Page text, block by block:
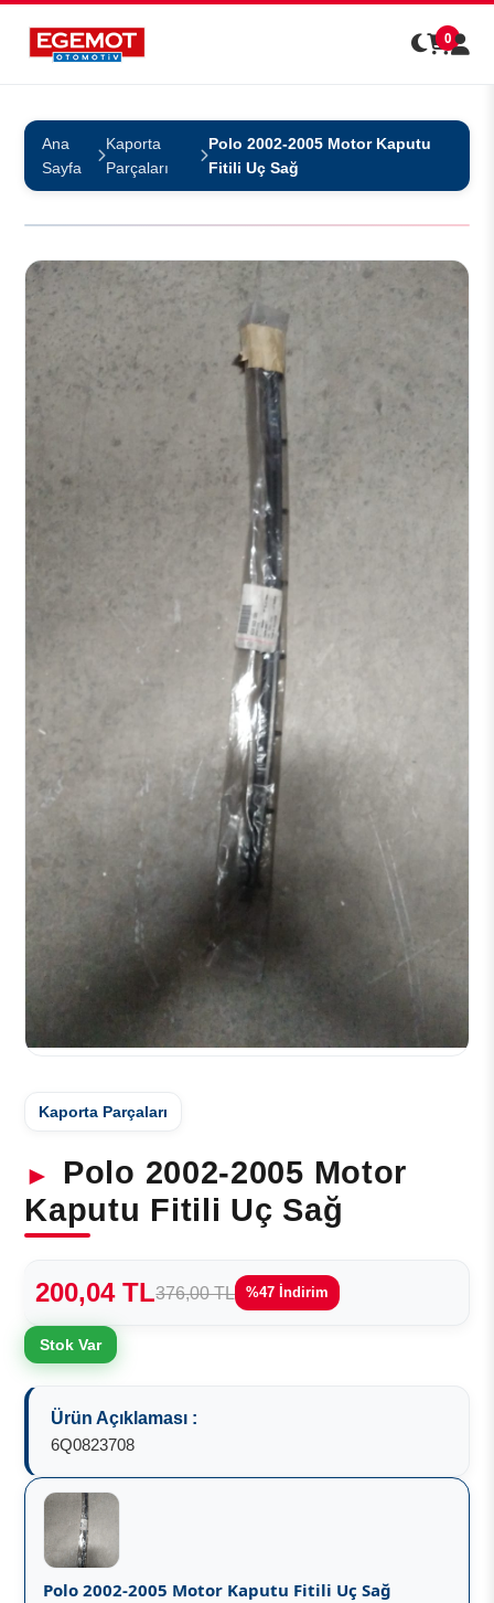
0
Ana
Sayfa
Kaporta
Parçaları
Polo 2002-2005 Motor Kaputu
Fitili Uç Sağ
Kaporta Parçaları
Polo 2002-2005 Motor
Kaputu Fitili Uç Sağ
200,04 TL376,00 TL %47 İndirim
Stok Var
Ürün Açıklaması :
6Q0823708
Polo 2002-2005 Motor Kaputu Fitili Uç Sağ